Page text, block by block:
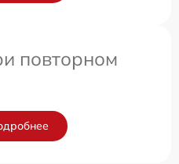
повторном